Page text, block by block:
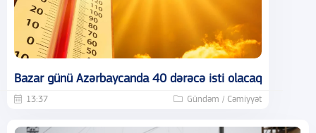
Bazar günü Azərbaycanda 40 dərəcə isti olacaq
13:37 Gündəm / Cəmiyyət